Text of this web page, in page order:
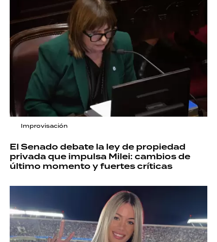
Improvisación
El Senado debate la ley de propiedad
privada que impulsa Milei: cambios de
último momento y fuertes críticas